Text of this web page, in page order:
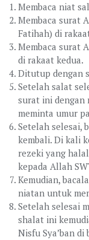
Membaca niat
Membaca surat
Fatihah) di
Membaca surat
di rakaat kedua.
Ditutup dengan
Setelah salat
surat ini dengan
meminta umur
Setelah selesai,
kembali. Di kali
rezeki yang
kepada Allah
Kemudian,
niatan untuk
Setelah selesai
shalat ini
Nisfu Sya’ban di